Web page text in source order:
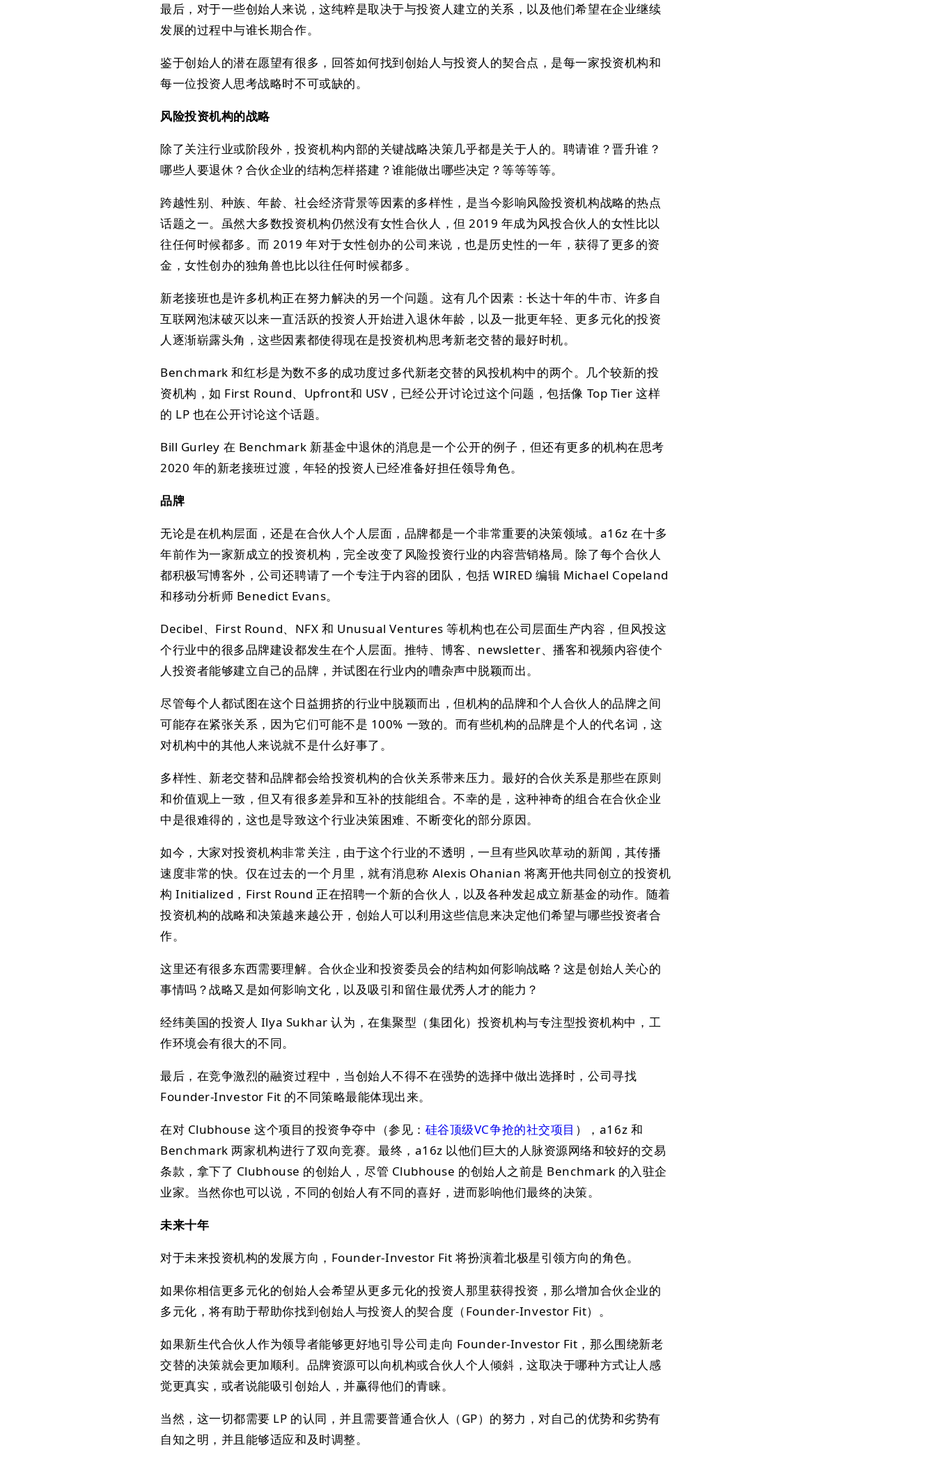
最后，对于一些创始人来说，这纯粹是取决于与投资人建立的关系，以及他们希望在企业继续
发展的过程中与谁长期合作。
鉴于创始人的潜在愿望有很多，回答如何找到创始人与投资人的契合点，是每一家投资机构和
每一位投资人思考战略时不可或缺的。
风险投资机构的战略
除了关注行业或阶段外，投资机构内部的关键战略决策几乎都是关于人的。聘请谁？晋升谁？
哪些人要退休？合伙企业的结构怎样搭建？谁能做出哪些决定？等等等等。
跨越性别、种族、年龄、社会经济背景等因素的多样性，是当今影响风险投资机构战略的热点
话题之一。虽然大多数投资机构仍然没有女性合伙人，但 2019 年成为风投合伙人的女性比以
往任何时候都多。而 2019 年对于女性创办的公司来说，也是历史性的一年，获得了更多的资
金，女性创办的独角兽也比以往任何时候都多。
新老接班也是许多机构正在努力解决的另一个问题。这有几个因素：长达十年的牛市、许多自
互联网泡沫破灭以来一直活跃的投资人开始进入退休年龄，以及一批更年轻、更多元化的投资
人逐渐崭露头角，这些因素都使得现在是投资机构思考新老交替的最好时机。
Benchmark 和红杉是为数不多的成功度过多代新老交替的风投机构中的两个。几个较新的投
资机构，如 First Round、Upfront和 USV，已经公开讨论过这个问题，包括像 Top Tier 这样
的 LP 也在公开讨论这个话题。
Bill Gurley 在 Benchmark 新基金中退休的消息是一个公开的例子，但还有更多的机构在思考
2020 年的新老接班过渡，年轻的投资人已经准备好担任领导角色。
品牌
无论是在机构层面，还是在合伙人个人层面，品牌都是一个非常重要的决策领域。a16z 在十多
年前作为一家新成立的投资机构，完全改变了风险投资行业的内容营销格局。除了每个合伙人
都积极写博客外，公司还聘请了一个专注于内容的团队，包括 WIRED 编辑 Michael Copeland
和移动分析师 Benedict Evans。
Decibel、First Round、NFX 和 Unusual Ventures 等机构也在公司层面生产内容，但风投这
个行业中的很多品牌建设都发生在个人层面。推特、博客、newsletter、播客和视频内容使个
人投资者能够建立自己的品牌，并试图在行业内的嘈杂声中脱颖而出。
尽管每个人都试图在这个日益拥挤的行业中脱颖而出，但机构的品牌和个人合伙人的品牌之间
可能存在紧张关系，因为它们可能不是 100% 一致的。而有些机构的品牌是个人的代名词，这
对机构中的其他人来说就不是什么好事了。
多样性、新老交替和品牌都会给投资机构的合伙关系带来压力。最好的合伙关系是那些在原则
和价值观上一致，但又有很多差异和互补的技能组合。不幸的是，这种神奇的组合在合伙企业
中是很难得的，这也是导致这个行业决策困难、不断变化的部分原因。
如今，大家对投资机构非常关注，由于这个行业的不透明，一旦有些风吹草动的新闻，其传播
速度非常的快。仅在过去的一个月里，就有消息称 Alexis Ohanian 将离开他共同创立的投资机
构 Initialized，First Round 正在招聘一个新的合伙人，以及各种发起成立新基金的动作。随着
投资机构的战略和决策越来越公开，创始人可以利用这些信息来决定他们希望与哪些投资者合
作。
这里还有很多东西需要理解。合伙企业和投资委员会的结构如何影响战略？这是创始人关心的
事情吗？战略又是如何影响文化，以及吸引和留住最优秀人才的能力？
经纬美国的投资人 Ilya Sukhar 认为，在集聚型（集团化）投资机构与专注型投资机构中，工
作环境会有很大的不同。
最后，在竞争激烈的融资过程中，当创始人不得不在强势的选择中做出选择时，公司寻找
Founder-Investor Fit 的不同策略最能体现出来。
在对 Clubhouse 这个项目的投资争夺中（参见： 硅谷顶级VC争抢的社交项目 ），a16z 和
Benchmark 两家机构进行了双向竞赛。最终，a16z 以他们巨大的人脉资源网络和较好的交易
条款，拿下了 Clubhouse 的创始人，尽管 Clubhouse 的创始人之前是 Benchmark 的入驻企
业家。当然你也可以说，不同的创始人有不同的喜好，进而影响他们最终的决策。
未来十年
对于未来投资机构的发展方向，Founder-Investor Fit 将扮演着北极星引领方向的角色。
如果你相信更多元化的创始人会希望从更多元化的投资人那里获得投资，那么增加合伙企业的
多元化，将有助于帮助你找到创始人与投资人的契合度（Founder-Investor Fit）。
如果新生代合伙人作为领导者能够更好地引导公司走向 Founder-Investor Fit，那么围绕新老
交替的决策就会更加顺利。品牌资源可以向机构或合伙人个人倾斜，这取决于哪种方式让人感
觉更真实，或者说能吸引创始人，并赢得他们的青睐。
当然，这一切都需要 LP 的认同，并且需要普通合伙人（GP）的努力，对自己的优势和劣势有
自知之明，并且能够适应和及时调整。